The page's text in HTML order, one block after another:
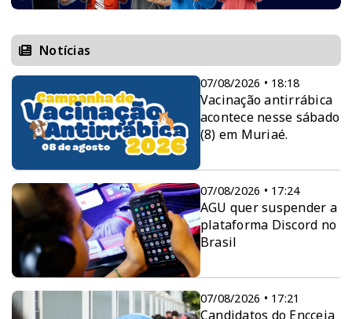
Notícias
07/08/2026 • 18:18
Vacinação antirrábica
acontece nesse sábado
(8) em Muriaé.
07/08/2026 • 17:24
AGU quer suspender a
plataforma Discord no
Brasil
07/08/2026 • 17:21
Candidatos do Encceja